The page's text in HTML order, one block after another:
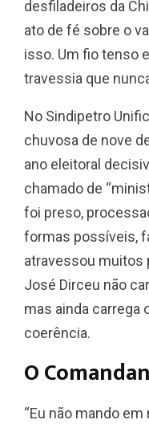
desfiladeiros da
ato de fé sobre o
isso. Um fio tenso
travessia que
No Sindipetro
chuvosa de nove
ano eleitoral
chamado de
foi preso,
formas possíveis,
atravessou muitos
José Dirceu não
mas ainda carrega
coerência.
O
“Eu não mando em